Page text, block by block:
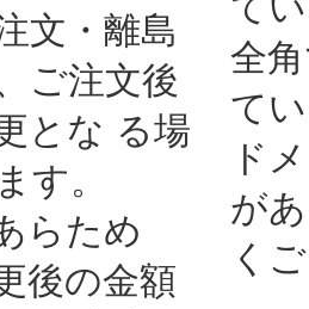
文・離島
ご注文後
とな る場
す。
らため
後の金額
全
て
ド
が
く